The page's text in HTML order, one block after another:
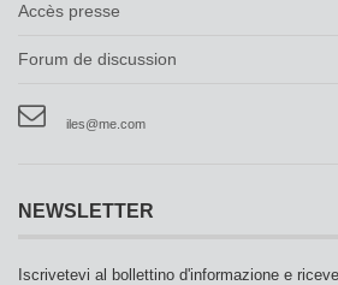
Accès presse
Forum de discussion
iles@me.com
NEWSLETTER
Iscrivetevi al bollettino d'informazione e